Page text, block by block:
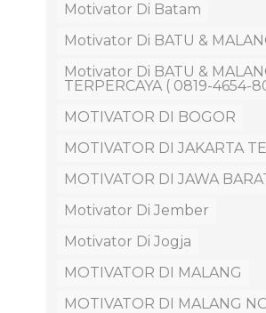
Motivator Di Batam
Motivator Di BATU &
Motivator Di BATU &
TERPERCAYA ( 0819-4654-
MOTIVATOR DI BOGOR
MOTIVATOR DI JAKARTA
MOTIVATOR DI JAWA
Motivator Di Jember
Motivator Di Jogja
MOTIVATOR DI MALANG
MOTIVATOR DI MALANG